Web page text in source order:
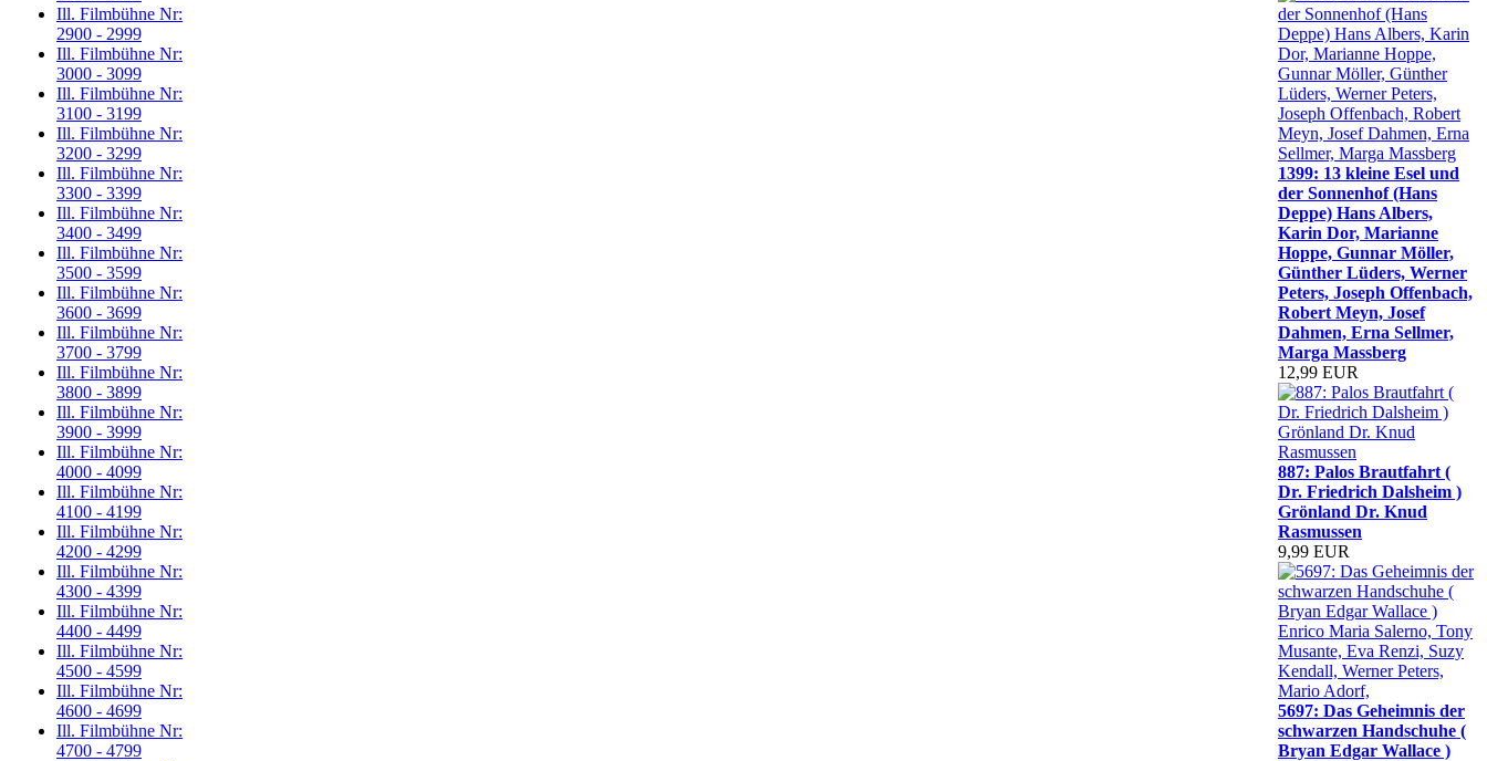
Ill. Filmbühne Nr:
2900 - 2999
Ill. Filmbühne Nr:
3000 - 3099
Ill. Filmbühne Nr:
3100 - 3199
Ill. Filmbühne Nr:
3200 - 3299
Ill. Filmbühne Nr:
3300 - 3399
Ill. Filmbühne Nr:
3400 - 3499
Ill. Filmbühne Nr:
3500 - 3599
Ill. Filmbühne Nr:
3600 - 3699
Ill. Filmbühne Nr:
3700 - 3799
Ill. Filmbühne Nr:
3800 - 3899
Ill. Filmbühne Nr:
3900 - 3999
Ill. Filmbühne Nr:
4000 - 4099
Ill. Filmbühne Nr:
4100 - 4199
Ill. Filmbühne Nr:
4200 - 4299
Ill. Filmbühne Nr:
4300 - 4399
Ill. Filmbühne Nr:
4400 - 4499
Ill. Filmbühne Nr:
4500 - 4599
Ill. Filmbühne Nr:
4600 - 4699
Ill. Filmbühne Nr:
4700 - 4799
1399: 13 kleine Esel und
der Sonnenhof (Hans
Deppe) Hans Albers,
Karin Dor, Marianne
Hoppe, Gunnar Möller,
Günther Lüders, Werner
Peters, Joseph Offenbach,
Robert Meyn, Josef
Dahmen, Erna Sellmer,
Marga Massberg
12,99 EUR
887: Palos Brautfahrt (
Dr. Friedrich Dalsheim )
Grönland Dr. Knud
Rasmussen
9,99 EUR
5697: Das Geheimnis der
schwarzen Handschuhe (
Bryan Edgar Wallace )